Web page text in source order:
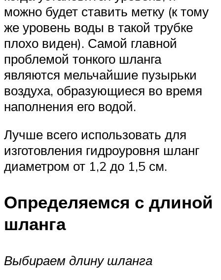
можно будет ставить метку (к тому
же уровень воды в такой трубке
плохо виден). Самой главной
проблемой тонкого шланга
являются мельчайшие пузырьки
воздуха, образующиеся во время
наполнения его водой.
Лучше всего использовать для
изготовления гидроуровня шланг
диаметром от 1,2 до 1,5 см.
Определяемся с длиной
шланга
Выбираем длину шланга